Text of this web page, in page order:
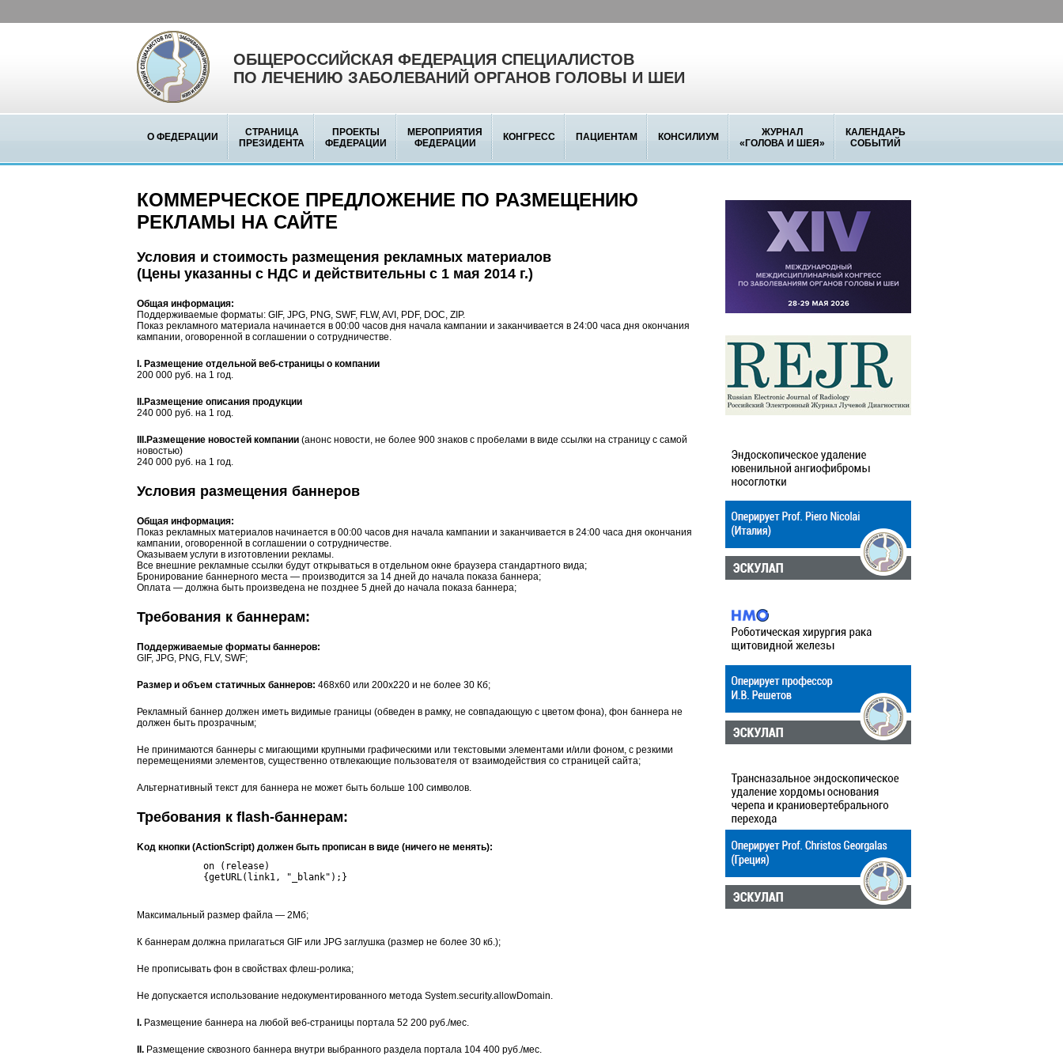
ОБЩЕРОССИЙСКАЯ ФЕДЕРАЦИЯ СПЕЦИАЛИСТОВ
ПО ЛЕЧЕНИЮ ЗАБОЛЕВАНИЙ ОРГАНОВ ГОЛОВЫ И ШЕИ
О ФЕДЕРАЦИИ
СТРАНИЦА
ПРЕЗИДЕНТА
ПРОЕКТЫ
ФЕДЕРАЦИИ
МЕРОПРИЯТИЯ
ФЕДЕРАЦИИ
КОНГРЕСС ПАЦИЕНТАМ КОНСИЛИУМ
ЖУРНАЛ
«ГОЛОВА И ШЕЯ»
КАЛЕНДАРЬ
СОБЫТИЙ
КОММЕРЧЕСКОЕ ПРЕДЛОЖЕНИЕ ПО РАЗМЕЩЕНИЮ
РЕКЛАМЫ НА САЙТЕ
Условия и стоимость размещения рекламных материалов
(Цены указанны с НДС и действительны с 1 мая 2014 г.)
Общая информация:
Поддерживаемые форматы: GIF, JPG, PNG, SWF, FLW, AVI, PDF, DOC, ZIP.
Показ рекламного материала начинается в 00:00 часов дня начала кампании и заканчивается в 24:00 часа дня окончания
кампании, оговоренной в соглашении о сотрудничестве.
I. Размещение отдельной веб-страницы о компании
200 000 руб. на 1 год.
II.Размещение описания продукции
240 000 руб. на 1 год.
III.Размещение новостей компании (анонс новости, не более 900 знаков с пробелами в виде ссылки на страницу с самой
новостью)
240 000 руб. на 1 год.
Условия размещения баннеров
Общая информация:
Показ рекламных материалов начинается в 00:00 часов дня начала кампании и заканчивается в 24:00 часа дня окончания
кампании, оговоренной в соглашении о сотрудничестве.
Оказываем услуги в изготовлении рекламы.
Все внешние рекламные ссылки будут открываться в отдельном окне браузера стандартного вида;
Бронирование баннерного места — производится за 14 дней до начала показа баннера;
Оплата — должна быть произведена не позднее 5 дней до начала показа баннера;
Требования к баннерам:
Поддерживаемые форматы баннеров:
GIF, JPG, PNG, FLV, SWF;
Размер и объем статичных баннеров: 468x60 или 200x220 и не более 30 Кб;
Рекламный баннер должен иметь видимые границы (обведен в рамку, не совпадающую с цветом фона), фон баннера не
должен быть прозрачным;
Не принимаются баннеры с мигающими крупными графическими или текстовыми элементами и/или фоном, с резкими
перемещениями элементов, существенно отвлекающие пользователя от взаимодействия со страницей сайта;
Альтернативный текст для баннера не может быть больше 100 символов.
Требования к flash-баннерам:
Kод кнопки (ActionScript) должен быть прописан в виде (ничего не менять):
            on (release)
            {getURL(link1, "_blank");}
Максимальный размер файла — 2Мб;
К баннерам должна прилагаться GIF или JPG заглушка (размер не более 30 кб.);
Не прописывать фон в свойствах флеш-ролика;
Не допускается использование недокументированного метода System.security.allowDomain.
I. Размещение баннера на любой веб-страницы портала 52 200 руб./мес.
II. Размещение сквозного баннера внутри выбранного раздела портала 104 400 руб./мес.